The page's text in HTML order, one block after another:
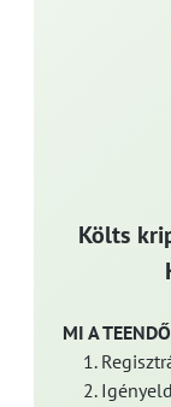
Költs
MI A